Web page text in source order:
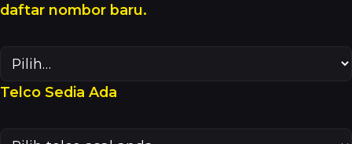
daftar nombor baru.
Telco Sedia Ada